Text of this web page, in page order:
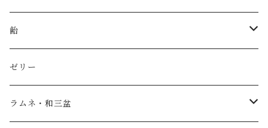
おきもちHACO
プチギフト
進物・ギフト
飴
アメイロ喫茶
ラムネと金平糖
ゼリー
ラムネ・和三盆